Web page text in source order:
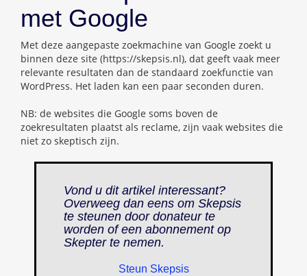
met Google
Met deze aangepaste zoekmachine van Google zoekt u
binnen deze site (https://skepsis.nl), dat geeft vaak meer
relevante resultaten dan de standaard zoekfunctie van
WordPress. Het laden kan een paar seconden duren.
NB: de websites die Google soms boven de
zoekresultaten plaatst als reclame, zijn vaak websites die
niet zo skeptisch zijn.
Vond u dit artikel interessant?
Overweeg dan eens om Skepsis
te steunen door donateur te
worden of een abonnement op
Skepterte nemen.
Steun Skepsis